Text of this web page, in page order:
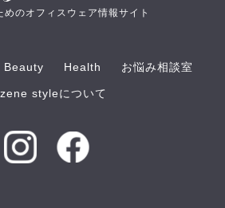
めのオフィスウェア情報サイト
Beauty Health お悩み相談室
styleについて